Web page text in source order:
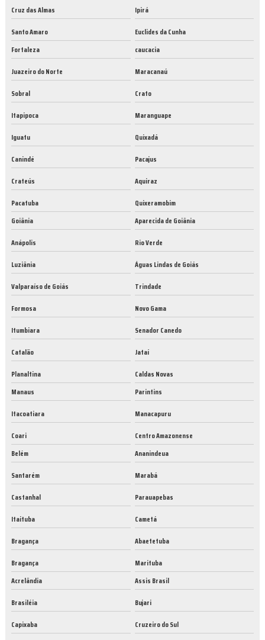
Cruz das Almas
Ipirá
Santo Amaro
Euclides da Cunha
Fortaleza
caucacia
Juazeiro do Norte
Maracanaú
Sobral
Crato
Itapipoca
Maranguape
Iguatu
Quixadá
Canindé
Pacajus
Crateús
Aquiraz
Pacatuba
Quixeramobim
Goiânia
Aparecida de Goiânia
Anápolis
Rio Verde
Luziânia
Águas Lindas de Goiás
Valparaíso de Goiás
Trindade
Formosa
Novo Gama
Itumbiara
Senador Canedo
Catalão
Jataí
Planaltina
Caldas Novas
Manaus
Parintins
Itacoatiara
Manacapuru
Coari
Centro Amazonense
Belém
Ananindeua
Santarém
Marabá
Castanhal
Parauapebas
Itaituba
Cametá
Bragança
Abaetetuba
Bragança
Marituba
Acrelândia
Assis Brasil
Brasiléia
Bujari
Capixaba
Cruzeiro do Sul